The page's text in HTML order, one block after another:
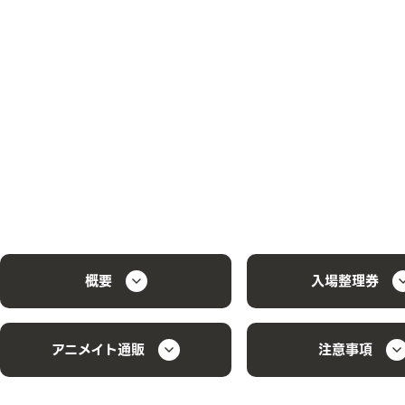
概要 入場整理券
アニメイト通販 注意事項